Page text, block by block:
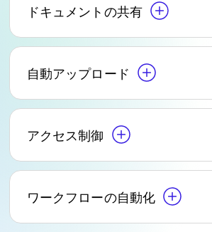
ドキュメントの共有
自動アップロード
アクセス制御
ワークフローの自動化